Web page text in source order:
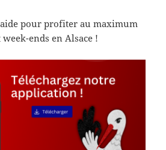
pour profiter au maximum
ends en Alsace !